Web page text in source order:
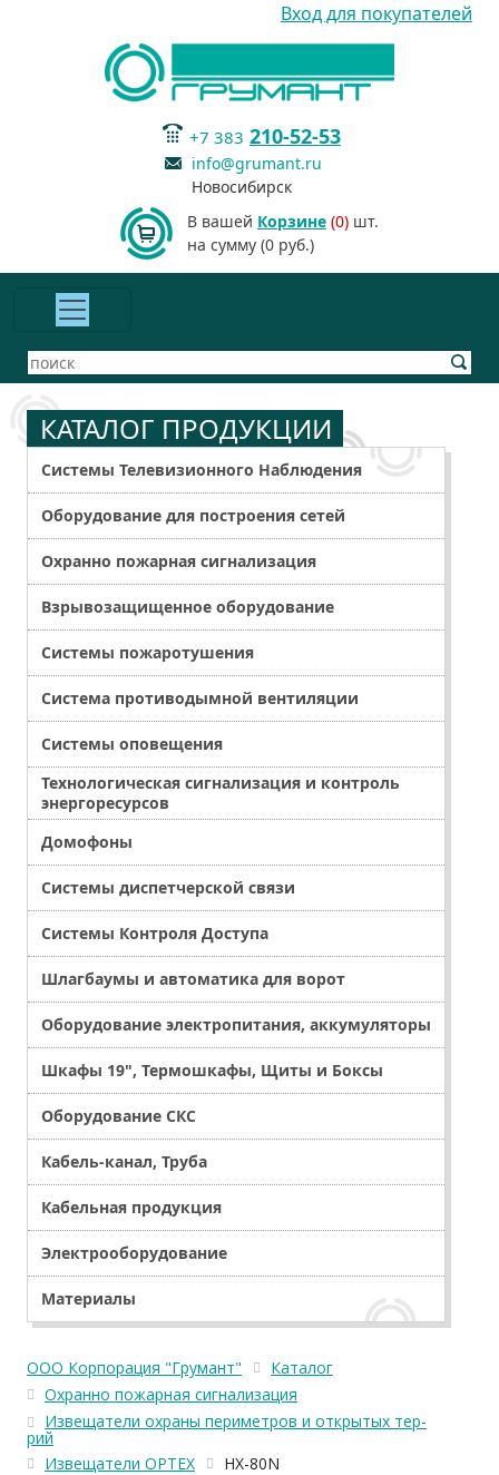
Вход для покупателей
+7 383 210-52-53
info@grumant.ru
Новосибирск
В вашей Корзине (0) шт.
на сумму (0 руб.)
КАТАЛОГ ПРОДУКЦИИ
Системы Телевизионного Наблюдения
Оборудование для построения сетей
Охранно пожарная сигнализация
Взрывозащищенное оборудование
Системы пожаротушения
Система противодымной вентиляции
Системы оповещения
Технологическая сигнализация и контроль
энергоресурсов
Домофоны
Системы диспетчерской связи
Системы Контроля Доступа
Шлагбаумы и автоматика для ворот
Оборудование электропитания, аккумуляторы
Шкафы 19", Термошкафы, Щиты и Боксы
Оборудование СКС
Кабель-канал, Труба
Кабельная продукция
Электрооборудование
Материалы
ООО Корпорация "Грумант"
Каталог
Охранно пожарная сигнализация
Извещатели охраны периметров и открытых тер-
рий
Извещатели OPTEX
HX-80N